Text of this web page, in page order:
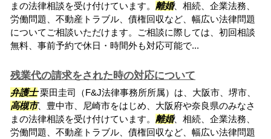
まの法律相談を受け付けています。 離婚、相続、企業法務、
労働問題、不動産トラブル、債権回収など、幅広い法律問題
についてご相談いただけます。ご相談に際しては、初回相談
無料、事前予約で休日・時間外も対応可能で...
残業代の請求をされた時の対応について
弁護士栗田圭司（F&J法律事務所所属）は、大阪市、堺市、
高槻市、豊中市、尼崎市をはじめ、大阪府や奈良県のみなさ
まの法律相談を受け付けています。 離婚、相続、企業法務、
労働問題、不動産トラブル、債権回収など、幅広い法律問題